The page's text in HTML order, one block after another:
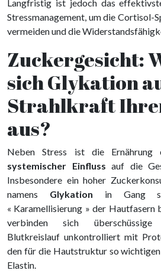
Langfristig ist jedoch das
Stressmanagement, um die Cortisol-
vermeiden und die
Zuckergesicht:
sich Glykation
Strahlkraft
aus?
Neben Stress ist die Ernährung
systemischer Einfluss auf die
Insbesondere ein hoher
namens Glykation in Gang
« Karamellisierung » der Hautfasern
verbinden sich
Blutkreislauf unkontrolliert mit
den für die Hautstruktur so
Elastin.